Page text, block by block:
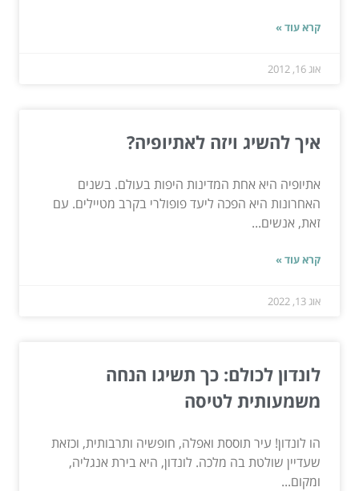
קרא עוד »
אוג 16, 2012
איך להשיג ויזה לאתיופיה?
אתיופיה היא אחת המדינות היפות בעולם. בשנים
האחרונות היא הפכה ליעד פופולרי בקרב מטיילים. עם
זאת, אנשים...
קרא עוד »
אוג 13, 2022
לונדון לכולם: כך תשיגו הנחה
משמעותית לטיסה
הו לונדון! עיר תוססת ואפלה, חופשיה ותרבותית, וכזאת
שעדיין שולטת בה מלכה. לונדון, היא בירת אנגליה,
ומקום...